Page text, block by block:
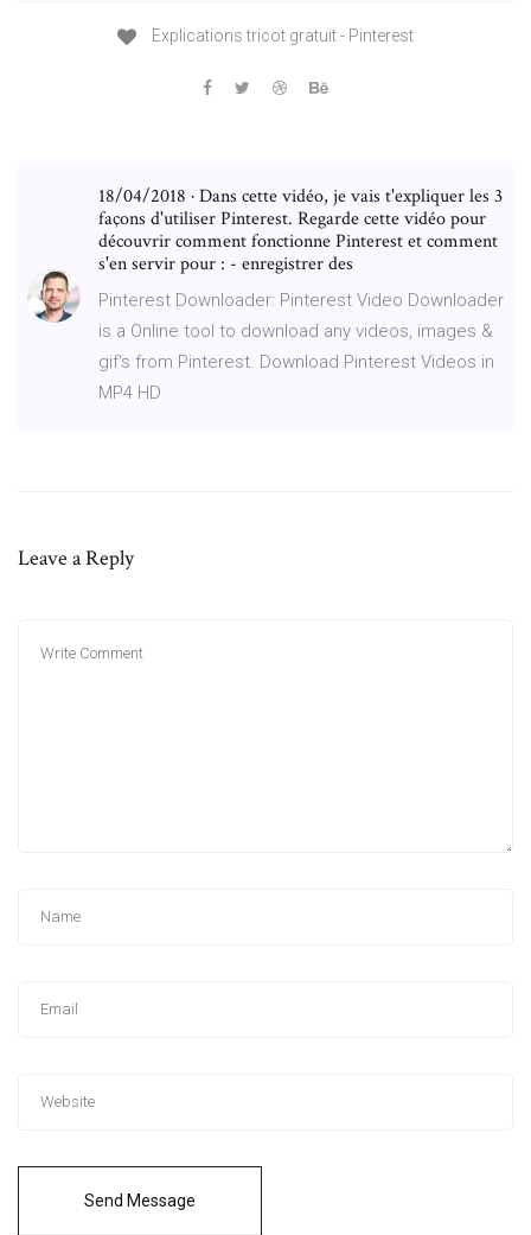
Explications tricot gratuit - Pinterest
18/04/2018 · Dans cette vidéo, je vais t'expliquer les 3
façons d'utiliser Pinterest. Regarde cette vidéo pour
découvrir comment fonctionne Pinterest et comment
s'en servir pour : - enregistrer des
Pinterest Downloader: Pinterest Video Downloader
is a Online tool to download any videos, images &
gif's from Pinterest. Download Pinterest Videos in
MP4 HD
Leave a Reply
Send Message